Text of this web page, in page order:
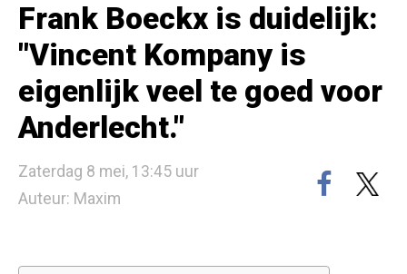
Frank Boeckx is duidelijk:
"Vincent Kompany is
eigenlijk veel te goed voor
Anderlecht."
Zaterdag 8 mei, 13:45 uur
Auteur: Maxim